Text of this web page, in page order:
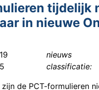
tijdelijk
in nieuwe
19
nieuws
classificatie:
de PCT-formulieren